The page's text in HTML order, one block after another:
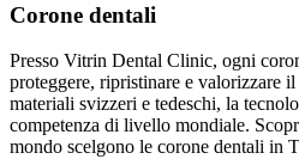
Corone dentali
Presso Vitrin Dental Clinic, ogni
proteggere, ripristinare e valorizzare
materiali svizzeri e tedeschi, la
competenza di livello mondiale.
mondo scelgono le corone dentali in